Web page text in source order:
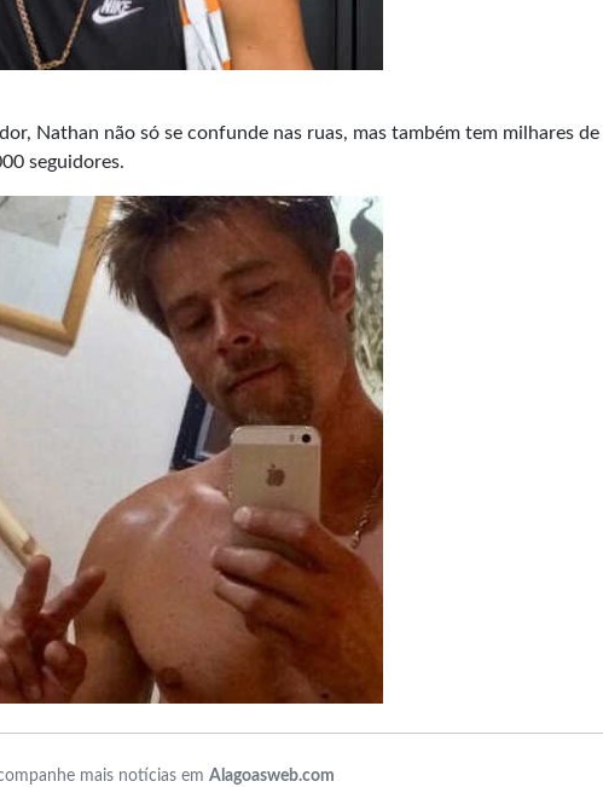
Nathan não só se confunde nas ruas, mas também tem milhares de
seguidores.
mais notícias em Alagoasweb.com